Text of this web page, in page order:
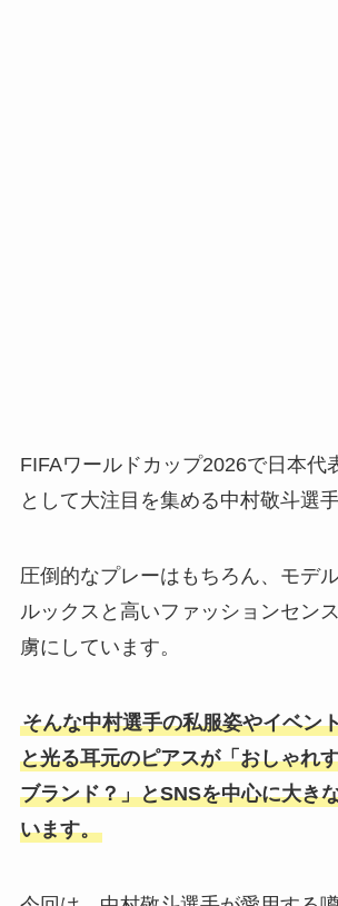
FIFAワールドカップ2026で日本代
として大注目を集める中村敬斗選手
圧倒的なプレーはもちろん、モデ
ルックスと高いファッションセン
虜にしています。
そんな中村選手の私服姿やイベン
と光る耳元のピアスが「おしゃれ
ブランド？」とSNSを中心に大き
います。